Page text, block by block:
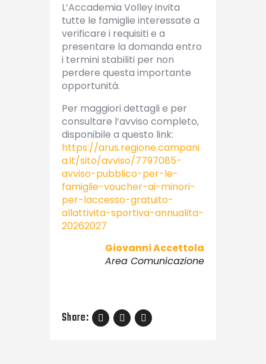
L’Accademia Volley invita
tutte le famiglie interessate a
verificare i requisiti e a
presentare la domanda entro
i termini stabiliti per non
perdere questa importante
opportunità.
Per maggiori dettagli e per
consultare l’avviso completo,
disponibile a questo link:
https://arus.regione.campani
a.it/sito/avviso/7797085-
avviso-pubblico-per-le-
famiglie-voucher-ai-minori-
per-laccesso-gratuito-
allattivita-sportiva-annualita-
20262027
Giovanni Accettola
Area Comunicazione
Share: